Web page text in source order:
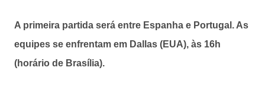
A primeira partida será entre Espanha e Portugal. As
equipes se enfrentam em Dallas (EUA), às 16h
(horário de Brasília).